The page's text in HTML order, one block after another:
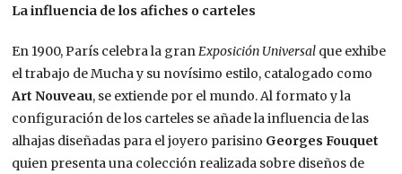
La influencia de los afiches o carteles
En 1900, París celebra la granExposición Universal que exhibe
el trabajo de Mucha y su novísimo estilo, catalogado como
Art Nouveau, se extiende por el mundo. Al formato y la
configuración de los carteles se añade la influencia de las
alhajas diseñadas para el joyero parisino Georges Fouquet
quien presenta una colección realizada sobre diseños de